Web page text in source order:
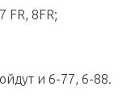
FR, 8FR;
и 6-77, 6-88.